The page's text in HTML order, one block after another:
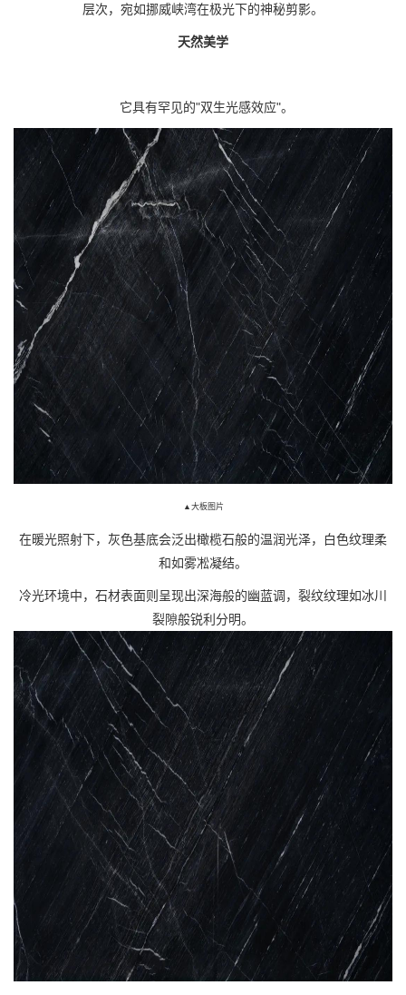
层次，宛如挪威峡湾在极光下的神秘剪影。
天然美学
它具有罕见的"双生光感效应"。
▲大板图片
在暖光照射下，灰色基底会泛出橄榄石般的温润光泽，白色纹理柔
和如雾凇凝结。
冷光环境中，石材表面则呈现出深海般的幽蓝调，裂纹纹理如冰川
裂隙般锐利分明。